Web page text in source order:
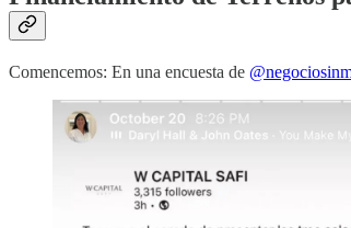
Comencemos: En una encuesta de